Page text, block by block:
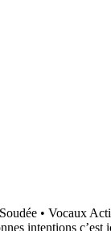
• Vocaux
intentions